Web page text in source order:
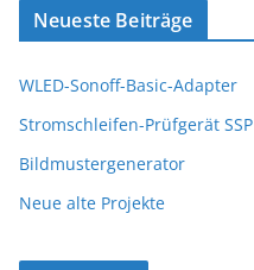
Neueste Beiträge
WLED-Sonoff-Basic-Adapter
Stromschleifen-Prüfgerät SSP
Bildmustergenerator
Neue alte Projekte